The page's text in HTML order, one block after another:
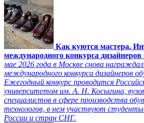
Как куются мастера.
международного конкурса дизайнеров
мае 2026 года в Москве снова
международного конкурса дизайнеров
Ежегодный конкурс проводится
университетом им. А. Н. Косыгина,
специалистов в сфере производства
технологов, в нем участвуют студенты
России и стран СНГ.